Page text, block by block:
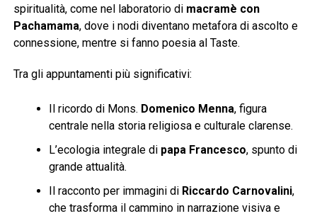
spiritualità, come nel laboratorio di macramè con
Pachamama, dove i nodi diventano metafora di ascolto e
connessione, mentre si fanno poesia al Taste.
Tra gli appuntamenti più significativi:
Il ricordo di Mons. Domenico Menna, figura
centrale nella storia religiosa e culturale clarense.
L’ecologia integrale di papa Francesco, spunto di
grande attualità.
Il racconto per immagini di Riccardo Carnovalini,
che trasforma il cammino in narrazione visiva e